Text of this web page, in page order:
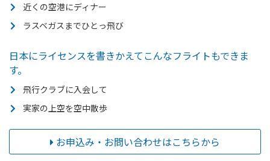
近くの空港にディナー
ラスベガスまでひとっ飛び
日本にライセンスを書きかえてこんなフライトもできま
す。
飛行クラブに入会して
実家の上空を空中散歩
お申込み・お問い合わせはこちらから